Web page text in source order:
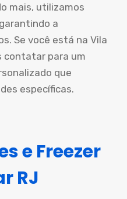
mais, utilizamos
a
Se você está na Vila
contatar para um
que
específicas.
e Freezer
RJ